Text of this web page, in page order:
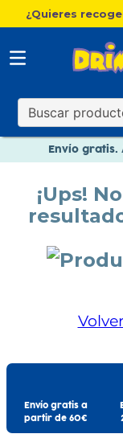
¿Quieres
Envío gratis.
¡Ups!
Envío gratis a
partir de 60€